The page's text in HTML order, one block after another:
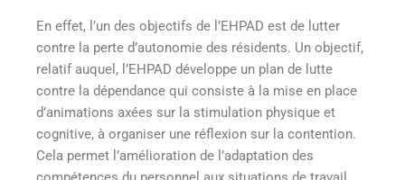
En effet, l’un des objectifs de l’EHPAD est de lutter
contre la perte d’autonomie des résidents. Un objectif,
relatif auquel, l’EHPAD développe un plan de lutte
contre la dépendance qui consiste à la mise en place
d’animations axées sur la stimulation physique et
cognitive, à organiser une réflexion sur la contention.
Cela permet l’amélioration de l’adaptation des